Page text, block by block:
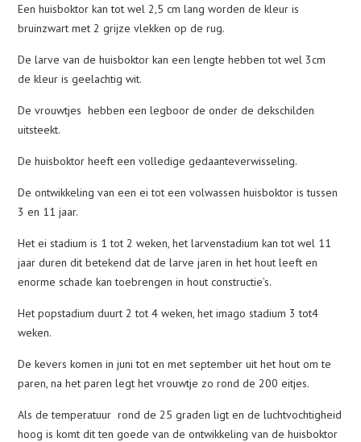
Een huisboktor kan tot wel 2,5 cm lang worden de kleur is
bruinzwart met 2 grijze vlekken op de rug.
De larve van de huisboktor kan een lengte hebben tot wel 3cm
de kleur is geelachtig wit.
De vrouwtjes hebben een legboor de onder de dekschilden
uitsteekt.
De huisboktor heeft een volledige gedaanteverwisseling.
De ontwikkeling van een ei tot een volwassen huisboktor is tussen
3 en 11 jaar.
Het ei stadium is 1 tot 2 weken, het larvenstadium kan tot wel 11
jaar duren dit betekend dat de larve jaren in het hout leeft en
enorme schade kan toebrengen in hout constructie’s.
Het popstadium duurt 2 tot 4 weken, het imago stadium 3 tot4
weken.
De kevers komen in juni tot en met september uit het hout om te
paren, na het paren legt het vrouwtje zo rond de 200 eitjes.
Als de temperatuur rond de 25 graden ligt en de luchtvochtigheid
hoog is komt dit ten goede van de ontwikkeling van de huisboktor